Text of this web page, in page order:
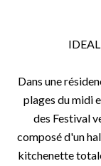
Dans une
plages du midi
des Festival
composé d'un
kitchenette